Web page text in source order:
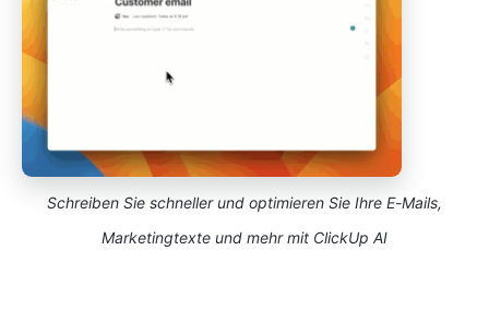
Schreiben Sie schneller und optimieren Sie Ihre E-Mails,
Marketingtexte und mehr mit ClickUp AI